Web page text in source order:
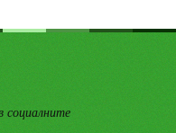
социалните